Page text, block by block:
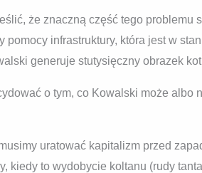
że znaczną część tego
pomocy infrastruktury, która jest w
generuje stutysięczny obrazek
o tym, co Kowalski może albo
uratować kapitalizm przed
kiedy to wydobycie koltanu (rudy